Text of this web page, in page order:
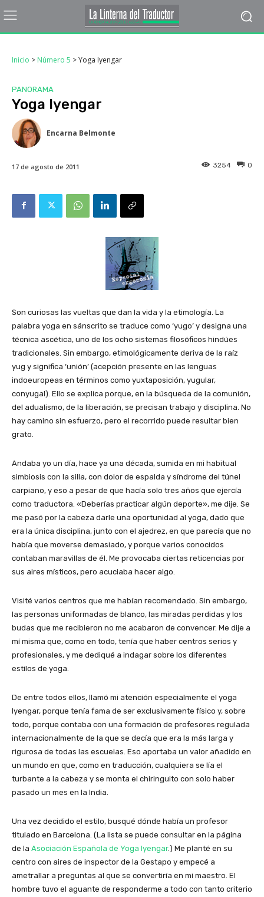
Inicio > Número 5 >Yoga Iyengar
PANORAMA
Yoga Iyengar
Encarna Belmonte
17 de agosto de 2011 0
3254
Son curiosas las vueltas que dan la vida y la etimología. La
palabra yoga en sánscrito se traduce como ‘yugo’ y designa una
técnica ascética, uno de los ocho sistemas filosóficos hindúes
tradicionales. Sin embargo, etimológicamente deriva de la raíz
yug y significa ‘unión’ (acepción presente en las lenguas
indoeuropeas en términos como yuxtaposición, yugular,
conyugal). Ello se explica porque, en la búsqueda de la comunión,
del adualismo, de la liberación, se precisan trabajo y disciplina. No
hay camino sin esfuerzo, pero el recorrido puede resultar bien
grato.
Andaba yo un día, hace ya una década, sumida en mi habitual
simbiosis con la silla, con dolor de espalda y síndrome del túnel
carpiano, y eso a pesar de que hacía solo tres años que ejercía
como traductora. «Deberías practicar algún deporte», me dije. Se
me pasó por la cabeza darle una oportunidad al yoga, dado que
era la única disciplina, junto con el ajedrez, en que parecía que no
había que moverse demasiado, y porque varios conocidos
contaban maravillas de él. Me provocaba ciertas reticencias por
sus aires místicos, pero acuciaba hacer algo.
Visité varios centros que me habían recomendado. Sin embargo,
las personas uniformadas de blanco, las miradas perdidas y los
budas que me recibieron no me acabaron de convencer. Me dije a
mí misma que, como en todo, tenía que haber centros serios y
profesionales, y me dediqué a indagar sobre los diferentes
estilos de yoga.
De entre todos ellos, llamó mi atención especialmente el yoga
Iyengar, porque tenía fama de ser exclusivamente físico y, sobre
todo, porque contaba con una formación de profesores regulada
internacionalmente de la que se decía que era la más larga y
rigurosa de todas las escuelas. Eso aportaba un valor añadido en
un mundo en que, como en traducción, cualquiera se lía el
turbante a la cabeza y se monta el chiringuito con solo haber
pasado un mes en la India.
Una vez decidido el estilo, busqué dónde había un profesor
titulado en Barcelona. (La lista se puede consultar en la página
de la Asociación Española de Yoga Iyengar.) Me planté en su
centro con aires de inspector de la Gestapo y empecé a
ametrallar a preguntas al que se convertiría en mi maestro. El
hombre tuvo el aguante de responderme a todo con tanto criterio